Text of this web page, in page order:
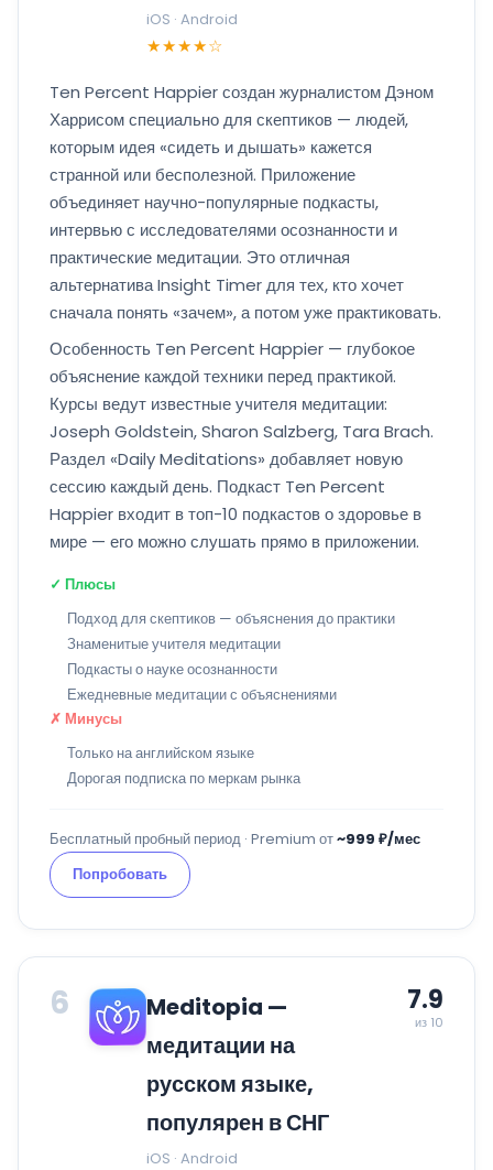
iOS · Android
★★★★☆
Ten Percent Happier создан журналистом Дэном
Харрисом специально для скептиков — людей,
которым идея «сидеть и дышать» кажется
странной или бесполезной. Приложение
объединяет научно-популярные подкасты,
интервью с исследователями осознанности и
практические медитации. Это отличная
альтернатива Insight Timer для тех, кто хочет
сначала понять «зачем», а потом уже практиковать.
Особенность Ten Percent Happier — глубокое
объяснение каждой техники перед практикой.
Курсы ведут известные учителя медитации:
Joseph Goldstein, Sharon Salzberg, Tara Brach.
Раздел «Daily Meditations» добавляет новую
сессию каждый день. Подкаст Ten Percent
Happier входит в топ-10 подкастов о здоровье в
мире — его можно слушать прямо в приложении.
✓ Плюсы
Подход для скептиков — объяснения до практики
Знаменитые учителя медитации
Подкасты о науке осознанности
Ежедневные медитации с объяснениями
✗ Минусы
Только на английском языке
Дорогая подписка по меркам рынка
Бесплатный пробный период · Premium от~999 ₽/мес
Попробовать
6
Meditopia —
медитации на
русском языке,
популярен в СНГ
iOS · Android
7.9
из 10